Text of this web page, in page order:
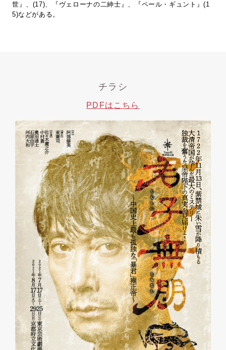
世』、(17)、『ヴェローナの二紳士』、『ペール・ギュント』(1
5)などがある。
チラシ
PDFはこちら